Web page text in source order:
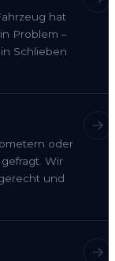
hat
Problem –
Schlieben
oder
Wir
und